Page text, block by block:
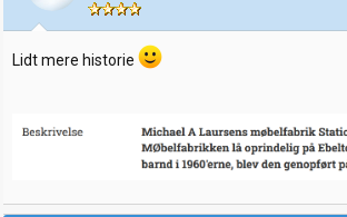
r
Lidt mere historie